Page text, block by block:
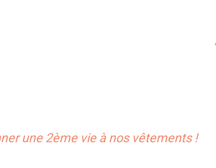
une 2ème vie à nos vêtements !